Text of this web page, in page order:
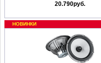
20.790руб.
НОВИНКИ